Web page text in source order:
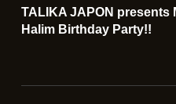
TALIKA JAPON presents
Halim Birthday Party!!